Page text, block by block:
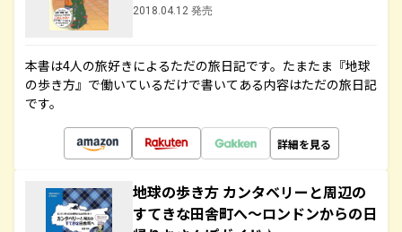
2018.04.12 発売
本書は4人の旅好きによるただの旅日記です。たまたま『地球
の歩き方』で働いているだけで書いてある内容はただの旅日記
です。
詳細を見る
地球の歩き方 カンタベリーと周辺の
すてきな田舎町へ～ロンドンからの日